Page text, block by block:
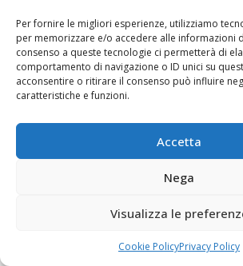
Per fornire le migliori esperienze, utilizziamo
per memorizzare e/o accedere alle informazioni
consenso a queste tecnologie ci permetterà di
comportamento di navigazione o ID unici su
acconsentire o ritirare il consenso può influire
caratteristiche e funzioni.
Accetta
Nega
Visualizza le
Cookie PolicyPrivacy Policy
I disegni di Martinez
Fai clic per accettare i cookie
abilitare questo contenuto